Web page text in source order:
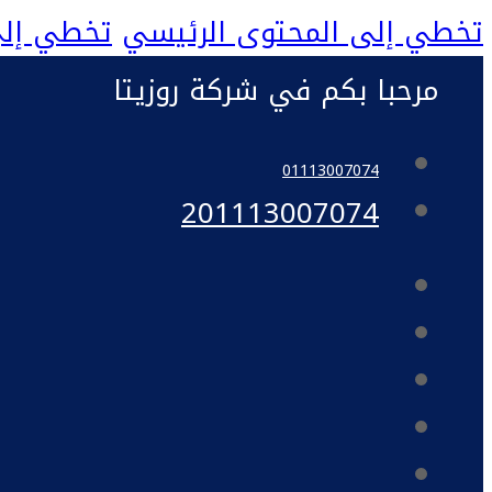
تخطي إلى المحتوى الرئيسي تخطي
مرحبا بكم في شركة روزيتا
01113007074
201113007074